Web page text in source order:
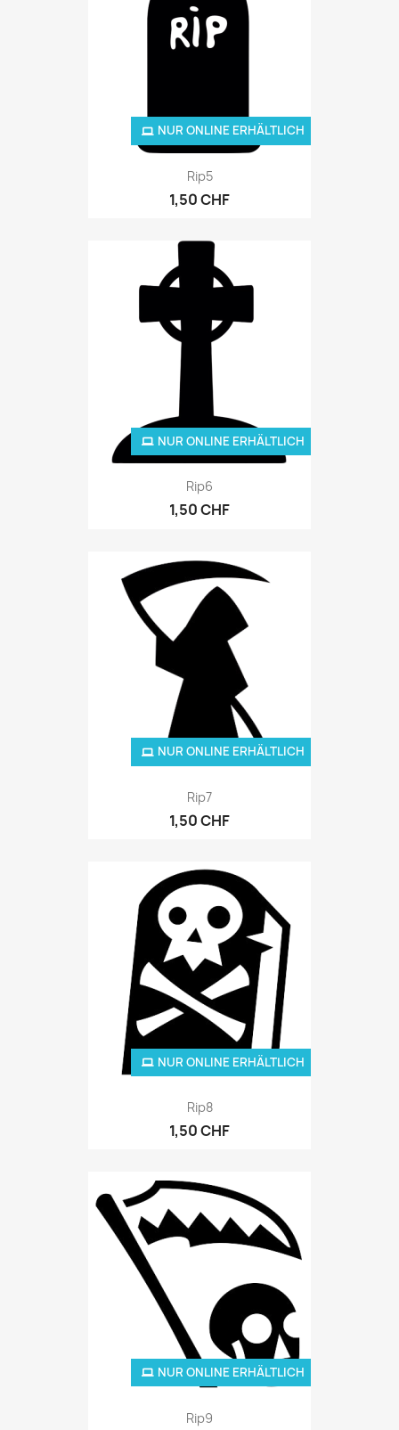
Rip5
1,50 CHF
NUR ONLINE ERHÄLTLICH
Rip6
1,50 CHF
NUR ONLINE ERHÄLTLICH
Rip7
1,50 CHF
NUR ONLINE ERHÄLTLICH
Rip8
1,50 CHF
NUR ONLINE ERHÄLTLICH
Rip9
NUR ONLINE ERHÄLTLICH